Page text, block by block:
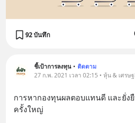
92 บันทึก
ชี้เป้าการลงทุน • ติดตาม
27 ก.พ. 2021 เวลา 02:15 • หุ้น & เศรษ
การหากองทุนผลตอบแทนดี และยั่ง
ครั้งใหญ่